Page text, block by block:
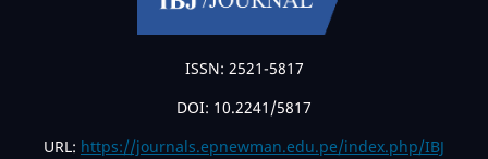
ISSN: 2521-5817
DOI: 10.2241/5817
URL: https://journals.epnewman.edu.pe/index.php/IBJ